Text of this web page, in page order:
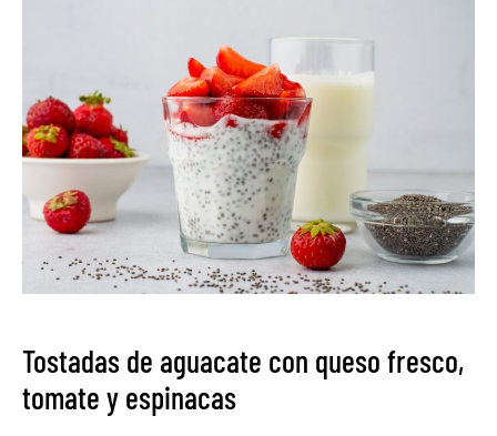
Tostadas de aguacate con queso fresco,
tomate y espinacas